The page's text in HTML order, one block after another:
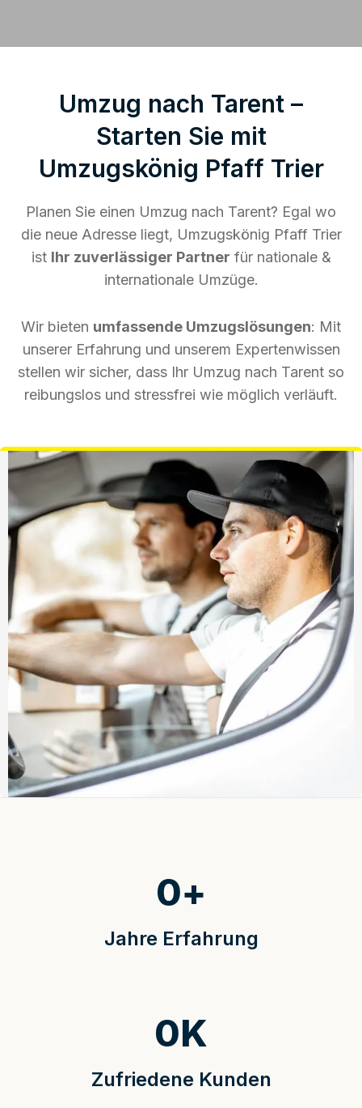
Umzug nach Tarent –
Starten Sie mit
Umzugskönig Pfaff Trier
Planen Sie einen Umzug nach Tarent? Egal wo
die neue Adresse liegt, Umzugskönig Pfaff Trier
ist Ihr zuverlässiger Partner für nationale &
internationale Umzüge.
Wir bieten umfassende Umzugslösungen: Mit
unserer Erfahrung und unserem Expertenwissen
stellen wir sicher, dass Ihr Umzug nach Tarent so
reibungslos und stressfrei wie möglich verläuft.
Jahre Erfahrung
0+
Zufriedene Kunden
0K